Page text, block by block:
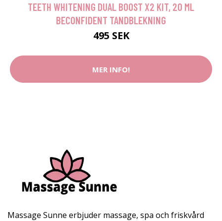
TEETH WHITENING DUAL BOOST X2 KIT, 20 ML
BECONFIDENT TANDBLEKNING
495 SEK
MER INFO!
Massage Sunne erbjuder massage, spa och friskvård